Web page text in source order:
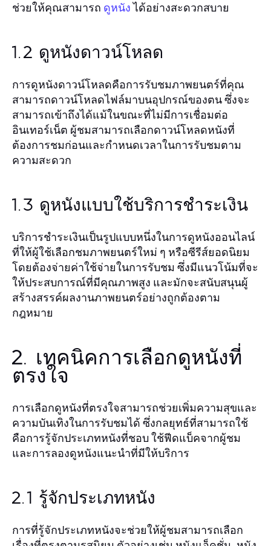
ช่วยให้คุณสามารถ ดูหนังได้อย่างสะดวกสบาย
1.2 ดูหนังดาวน์โหลด
การดูหนังดาวน์โหลดคือการรับชมภาพยนตร์ที่คุณ
สามารถดาวน์โหลดไฟล์มาบนอุปกรณ์ของตน ซึ่งจะ
สามารถเข้าถึงได้แม้ในขณะที่ไม่มีการเชื่อมต่อ
อินเทอร์เน็ต ผู้ชมสามารถเลือกดาวน์โหลดหนังที่
ต้องการชมก่อนและกำหนดเวลาในการรับชมตาม
ความสะดวก
1.3 ดูหนังแบบใช้บริการชำระเงิน
บริการชำระเงินเป็นรูปแบบหนึ่งในการดูหนังออนไลน์
ที่ให้ผู้ใช้เลือกชมภาพยนตร์ใหม่ ๆ หรือซีรีส์ยอดนิยม
โดยต้องจ่ายค่าใช้จ่ายในการรับชม ซึ่งมีแนวโน้มที่จะ
ให้ประสบการณ์ที่มีคุณภาพสูง และมักจะสนับสนุนผู้
สร้างสรรค์ผลงานภาพยนตร์อย่างถูกต้องตาม
กฎหมาย
2. เทคนิคการเลือกดูหนังที่
ตรงใจ
การเลือกดูหนังที่ตรงใจสามารถช่วยเพิ่มความสุขและ
ความบันเทิงในการรับชมได้ ซึ่งกลยุทธ์ที่สามารถใช้
คือการรู้จักประเภทหนังที่ชอบ ใช้ฟีดแบ็คจากผู้ชม
และการลองดูหนังแนะนำที่มีให้บริการ
2.1 รู้จักประเภทหนัง
การที่รู้จักประเภทหนังจะช่วยให้ผู้ชมสามารถเลือก